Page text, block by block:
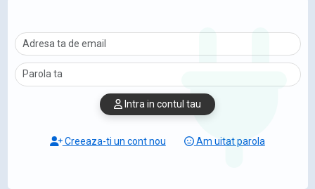
Intra in contul tau
Creeaza-ti un cont nou Am uitat parola